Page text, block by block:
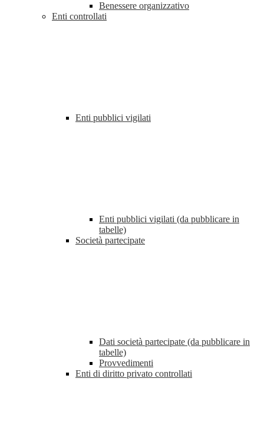
Benessere organizzativo
Enti controllati
Enti pubblici vigilati
Enti pubblici vigilati (da pubblicare in
tabelle)
Società partecipate
Dati società partecipate (da pubblicare in
tabelle)
Provvedimenti
Enti di diritto privato controllati